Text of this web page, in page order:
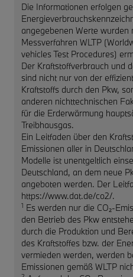
Die Informationen erfolgen
angegebenen Werte wurden
Messverfahren WLTP
vehicles Test Procedures)
Der Kraftstoffverbrauch und
sind nicht nur von der
Kraftstoffs durch den Pkw,
anderen nichttechnischen
für die Erderwärmung
Treibhausgas.
Ein Leitfaden über den
Emissionen aller in
Modelle ist unentgeltlich
Deutschland, an dem neue
angeboten werden. Der
https://www.dat.de/co2/.
1 Es werden nur die CO₂-
den Betrieb des Pkw
durch die Produktion und
des Kraftstoffes bzw. der
vermieden werden, werden
Emissionen gemäß WLTP